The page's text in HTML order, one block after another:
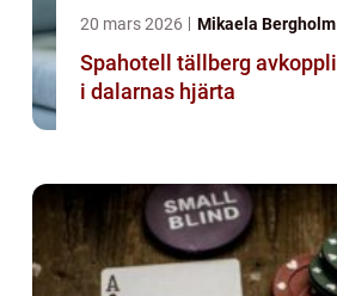
20 mars 2026 Mikaela Bergholm
Spahotell tällberg avkoppling vid siljan
i dalarnas hjärta